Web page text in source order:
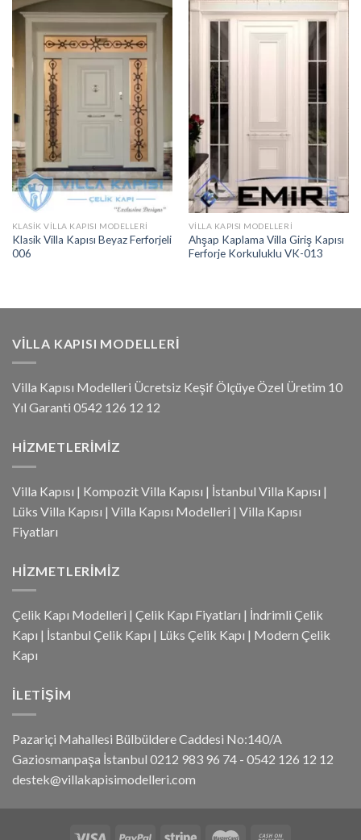
KLASIK VILLA KAPISI MODELLERI
Klasik Villa Kapısı Beyaz Ferforjeli
006
VILLA KAPISI MODELLERI
Ahşap Kaplama Villa Giriş Kapısı
Ferforje Korkuluklu VK-013
VILLA KAPISI MODELLERI
Villa Kapısı Modelleri Ücretsiz Keşif Ölçüye Özel Üretim 10
Yıl Garanti 0542 126 12 12
HIZMETLERIMIZ
Villa Kapısı | Kompozit Villa Kapısı | İstanbul Villa Kapısı |
Lüks Villa Kapısı | Villa Kapısı Modelleri | Villa Kapısı
Fiyatları
HIZMETLERIMIZ
Çelik Kapı Modelleri | Çelik Kapı Fiyatları | İndrimli Çelik
Kapı | İstanbul Çelik Kapı | Lüks Çelik Kapı | Modern Çelik
Kapı
İLETIŞIM
Pazariçi Mahallesi Bülbüldere Caddesi No:140/A
Gaziosmanpaşa İstanbul 0212 983 96 74 - 0542 126 12 12
destek@villakapisimodelleri.com